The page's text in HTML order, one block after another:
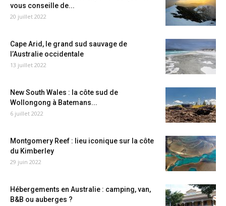
vous conseille de...
20 juillet 2022
Cape Arid, le grand sud sauvage de
l’Australie occidentale
13 juillet 2022
New South Wales : la côte sud de
Wollongong à Batemans...
6 juillet 2022
Montgomery Reef : lieu iconique sur la côte
du Kimberley
29 juin 2022
Hébergements en Australie : camping, van,
B&B ou auberges ?